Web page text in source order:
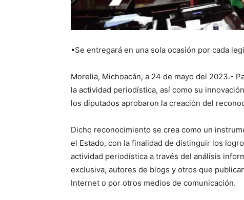
•Se entregará en una sola ocasión por cada
Morelia, Michoacán, a 24 de mayo del 2023.-
la actividad periodística, así como su
los diputados aprobaron la creación del
Dicho reconocimiento se crea como un
el Estado, con la finalidad de distinguir los
actividad periodística a través del análisis
exclusiva, autores de blogs y otros que
Internet o por otros medios de comunicación.